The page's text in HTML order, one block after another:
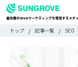
最先端のWebマーケティングを発信するメデ
ュ
CATEGORY
検
検
トップ 記事一覧 SEO